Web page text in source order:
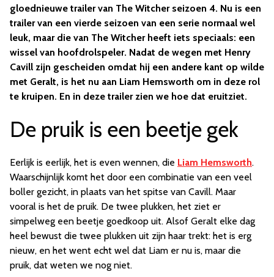
gloednieuwe trailer van The Witcher seizoen 4. Nu is een
trailer van een vierde seizoen van een serie normaal wel
leuk, maar die van The Witcher heeft iets speciaals: een
wissel van hoofdrolspeler. Nadat de wegen met Henry
Cavill zijn gescheiden omdat hij een andere kant op wilde
met Geralt, is het nu aan Liam Hemsworth om in deze rol
te kruipen. En in deze trailer zien we hoe dat eruitziet.
De pruik is een beetje gek
Eerlijk is eerlijk, het is even wennen, die Liam Hemsworth.
Waarschijnlijk komt het door een combinatie van een veel
boller gezicht, in plaats van het spitse van Cavill. Maar
vooral is het de pruik. De twee plukken, het ziet er
simpelweg een beetje goedkoop uit. Alsof Geralt elke dag
heel bewust die twee plukken uit zijn haar trekt: het is erg
nieuw, en het went echt wel dat Liam er nu is, maar die
pruik, dat weten we nog niet.